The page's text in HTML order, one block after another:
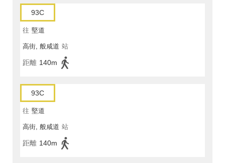
93C
往 堅道
高街, 般咸道 站
距離 140m
93C
往 堅道
高街, 般咸道 站
距離 140m